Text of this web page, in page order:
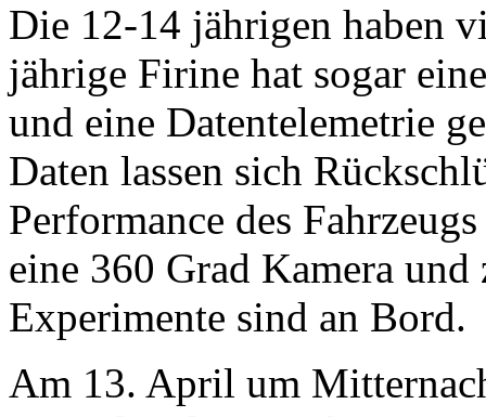
Die 12-14 jährigen haben
jährige Firine hat sogar
und eine Datentelemetrie
Daten lassen sich
Performance des
eine 360 Grad Kamera
Experimente sind an Bord.
Am 13. April um